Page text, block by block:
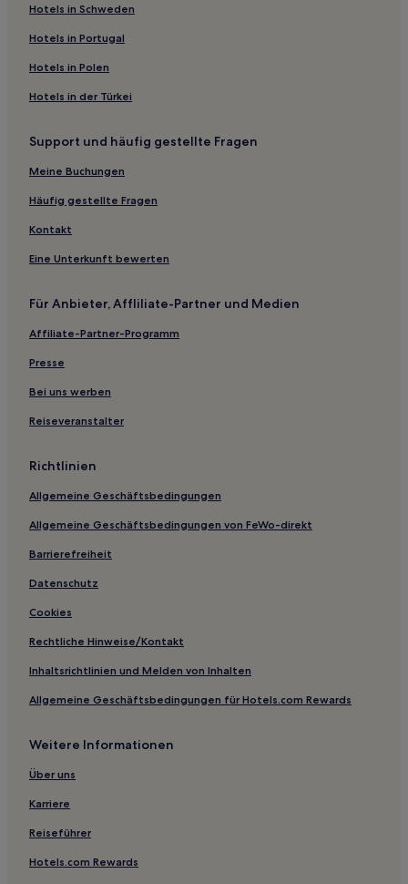
Hotels nahe Feuerwerksmuseum Machinaka
Nishikan Bezirk: Hotels
Ryokans in PräfekturNiigata
Ryokans in Strand Futatsu-game
Ski in PräfekturNiigata
Hotels mit Wellnessbereich in PräfekturNiigata
Hotels in Schweden
Hotels in Portugal
Hotels in Polen
Hotels in der Türkei
Support und häufig gestellte Fragen
Meine Buchungen
Häufig gestellte Fragen
Kontakt
Eine Unterkunft bewerten
Für Anbieter, Affliliate-Partner und Medien
Affiliate-Partner-Programm
Presse
Bei uns werben
Reiseveranstalter
Richtlinien
Allgemeine Geschäftsbedingungen
Allgemeine Geschäftsbedingungen von FeWo-direkt
Barrierefreiheit
Datenschutz
Cookies
Rechtliche Hinweise/Kontakt
Inhaltsrichtlinien und Melden von Inhalten
Allgemeine Geschäftsbedingungen für Hotels.com Rewards
Weitere Informationen
Über uns
Karriere
Reiseführer
Hotels.com Rewards